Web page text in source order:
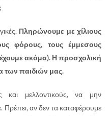
Πληρώνουμε με χίλιους
φόρους, τους έμμεσους
ακόμα). Η προσχολική
των παιδιών μας.
και μελλοντικούς, να μην
αν δεν τα καταφέρουμε